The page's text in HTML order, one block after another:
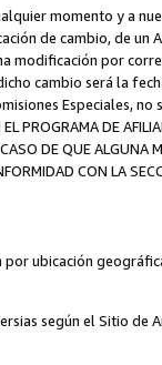
momento y a
de cambio, de
modificación por
cambio será la
Especiales,
PROGRAMA DE
DE QUE ALGUNA
CON LA
por ubicación
según el Sitio de